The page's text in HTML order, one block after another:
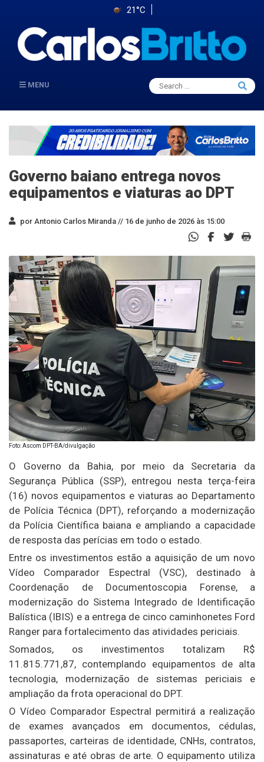
21°C
MENU
Search
for:
Search
Governo baiano entrega novos
equipamentos e viaturas ao DPT
por Antonio Carlos Miranda // 16 de junho de 2026 às 15:00
Foto: Ascom DPT-BA/divulgação
O Governo da Bahia, por meio da Secretaria da
Segurança Pública (SSP), entregou nesta terça-feira
(16) novos equipamentos e viaturas ao Departamento
de Polícia Técnica (DPT), reforçando a modernização
da Polícia Científica baiana e ampliando a capacidade
de resposta das perícias em todo o estado.
Entre os investimentos estão a aquisição de um novo
Vídeo Comparador Espectral (VSC), destinado à
Coordenação de Documentoscopia Forense, a
modernização do Sistema Integrado de Identificação
Balística (IBIS) e a entrega de cinco caminhonetes Ford
Ranger para fortalecimento das atividades periciais.
Somados, os investimentos totalizam R$
11.815.771,87, contemplando equipamentos de alta
tecnologia, modernização de sistemas periciais e
ampliação da frota operacional do DPT.
O Vídeo Comparador Espectral permitirá a realização
de exames avançados em documentos, cédulas,
passaportes, carteiras de identidade, CNHs, contratos,
assinaturas e até obras de arte. O equipamento utiliza